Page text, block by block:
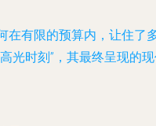
有限的预算内，让住
时刻”，其最终呈现的